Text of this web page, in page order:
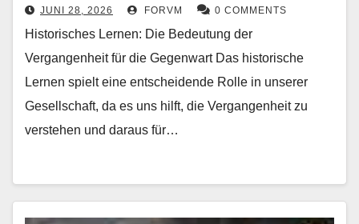
JUNI 28, 2026 FORVM 0 COMMENTS
Historisches Lernen: Die Bedeutung der
Vergangenheit für die Gegenwart Das historische
Lernen spielt eine entscheidende Rolle in unserer
Gesellschaft, da es uns hilft, die Vergangenheit zu
verstehen und daraus für…